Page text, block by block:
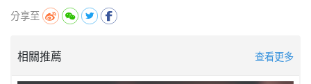
分享至
相關推薦 查看更多